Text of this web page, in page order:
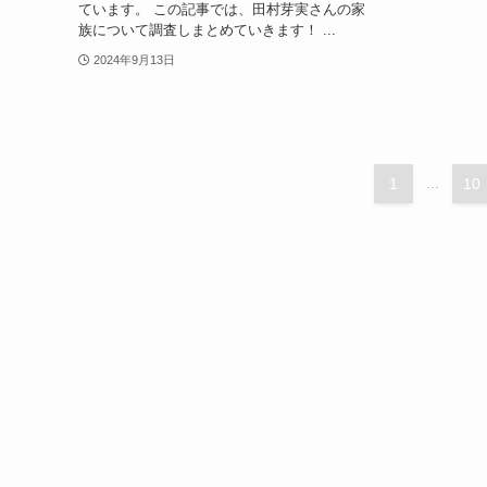
ています。 この記事では、田村芽実さんの家
族について調査しまとめていきます！ ...
2024年9月13日
1 10